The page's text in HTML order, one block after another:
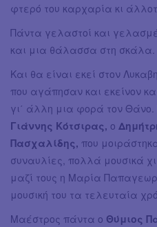
φτερό του καρχαρία κι
Πάντα γελαστοί και
και μια θάλασσα στη σκάλα.
Και θα είναι εκεί στον
που αγάπησαν και εκείνον
γι΄ άλλη μια φορά τον Θάνο.
Γιάννης Κότσιρας, ο
Πασχαλίδης, που
συναυλίες, πολλά μουσικά
μαζί τους η Μαρία
μουσική του τα τελευταία
Μαέστρος πάντα ο Θύμιος